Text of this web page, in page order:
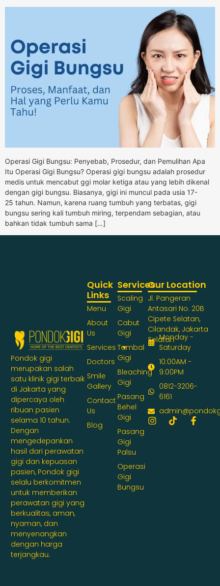
Operasi Gigi Bungsu: Penyebab, Prosedur, dan Pemulihan Apa
Itu Operasi Gigi Bungsu? Operasi gigi bungsu adalah prosedur
medis untuk mencabut ggi molar ketiga atau yang lebih dikenal
dengan gigi bungsu. Biasanya, gigi ini muncul pada usia 17-
25 tahun. Namun, karena ruang tumbuh yang terbatas, gigi
bungsu sering kali tumbuh miring, terpendam sebagian, atau
bahkan tidak tumbuh sama […]
Pondok gigi
merupakan salah
satu klinik gigi terbaik
di Jakarta yang
dipercaya oleh
ribuan pasien
selama 10 tahun.
Dengan
mengedepankan
hasil dari perawatan
gigi dan kepuasan
pasien, Pondok gigi
selalu berkomitmen
untuk memberikan
perawatan gigi yang
berkualitas, aman,
nyaman, dan
menyenangkan
dengan harga
terjangkau.
Services
Scaling
Gigi
Cabut
Gigi
Tambal
Gigi
Bleaching
Gigi
Pasang
Behel
Gigi
Pasang
Gigi
Palsu
Operasi
Gigi
Bungsu
Quick
Links
Menu
About
Us
Services
Doctors
Smile
Gallery
Contact
Us
Blog
Our Location
Jl. Pangeran
Antasari No. 20B
Cipete Selatan,
Cilandak, Jakarta
Selatan
Monday -
Saturday
10:00AM -
9:00PM
0812-3206-
6161